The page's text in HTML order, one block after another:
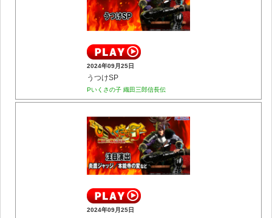
2024年09月25日
うつけSP
Pいくさの子 織田三郎信長伝
2024年09月25日